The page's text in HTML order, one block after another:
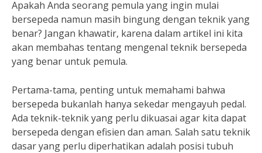
Apakah Anda seorang pemula yang ingin mulai
bersepeda namun masih bingung dengan teknik yang
benar? Jangan khawatir, karena dalam artikel ini kita
akan membahas tentang mengenal teknik bersepeda
yang benar untuk pemula.
Pertama-tama, penting untuk memahami bahwa
bersepeda bukanlah hanya sekedar mengayuh pedal.
Ada teknik-teknik yang perlu dikuasai agar kita dapat
bersepeda dengan efisien dan aman. Salah satu teknik
dasar yang perlu diperhatikan adalah posisi tubuh